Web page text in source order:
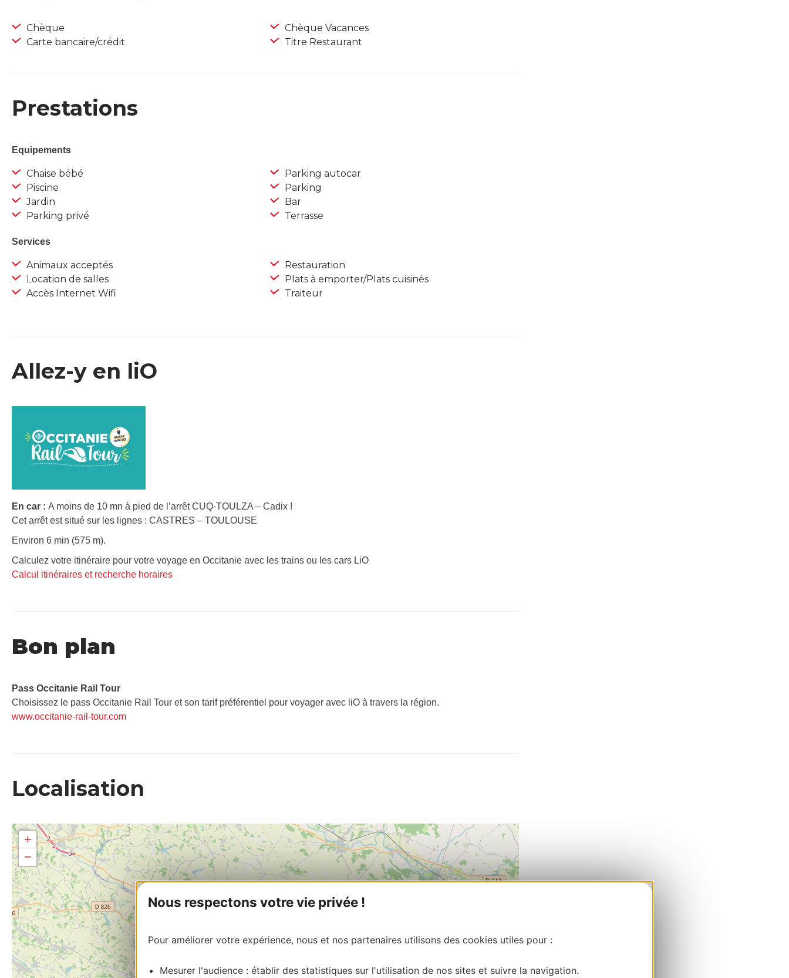
Nous respectons votre vie privée !
Pour améliorer votre expérience, nous et nos partenaires utilisons des cookies utiles pour :
Mesurer l'audience : établir des statistiques sur l'utilisation de nos sites et suivre la navigation.
Chèque
Carte bancaire/crédit
Chèque Vacances
Titre Restaurant
Prestations
Equipements
Chaise bébé
Piscine
Jardin
Parking privé
Parking autocar
Parking
Bar
Terrasse
Services
Animaux acceptés
Location de salles
Accès Internet Wifi
Restauration
Plats à emporter/Plats cuisinés
Traiteur
Allez-y en liO
En car : A moins de 10 mn à pied de l’arrêt CUQ-TOULZA – Cadix !
Cet arrêt est situé sur les lignes : CASTRES – TOULOUSE
Environ 6 min (575 m).
Calculez votre itinéraire pour votre voyage en Occitanie avec les trains ou les cars LiO
Calcul itinéraires et recherche horaires
Bon plan
Pass Occitanie Rail Tour​
Choisissez le pass Occitanie Rail Tour et son tarif préférentiel pour voyager avec liO à travers la région.
www.occitanie-rail-tour.com
Localisation
+
−